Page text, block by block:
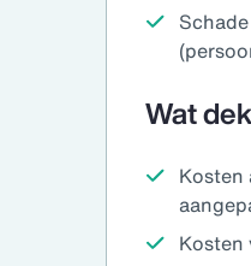
Wat
Kosten
Kosten